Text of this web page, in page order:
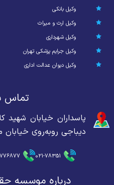
وکیل بانکی
وکیل ارث و میراث
وکیل شهرداری
وکیل جرایم پزشکی تهران
وکیل دیوان عدالت اداری
تماس
پاسداران خیابان شهید
دیباجی روبه‌روی خیابان
021-78351
درباره موسسه